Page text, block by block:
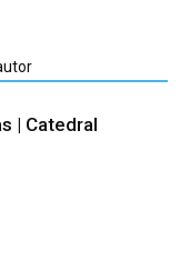
| Catedral